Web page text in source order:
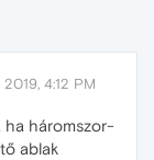
2019, 4:12 PM
háromszor-
ablak